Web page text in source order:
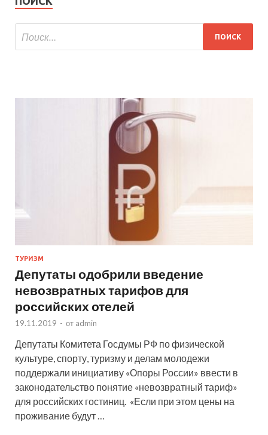
ТУРИЗМ
Депутаты одобрили введение
невозвратных тарифов для
российских отелей
19.11.2019 - от admin
Депутаты Комитета Госдумы РФ по физической
культуре, спорту, туризму и делам молодежи
поддержали инициативу «Опоры России» ввести в
законодательство понятие «невозвратный тариф»
для российских гостиниц. «Если при этом цены на
проживание будут …